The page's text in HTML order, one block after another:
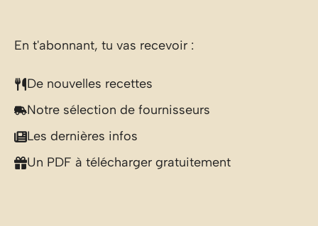
En t'abonnant, tu vas recevoir :
De nouvelles recettes
Notre sélection de fournisseurs
Les dernières infos
Un PDF à télécharger gratuitement